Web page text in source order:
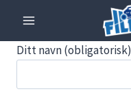
content
Ditt navn (obligatorisk)